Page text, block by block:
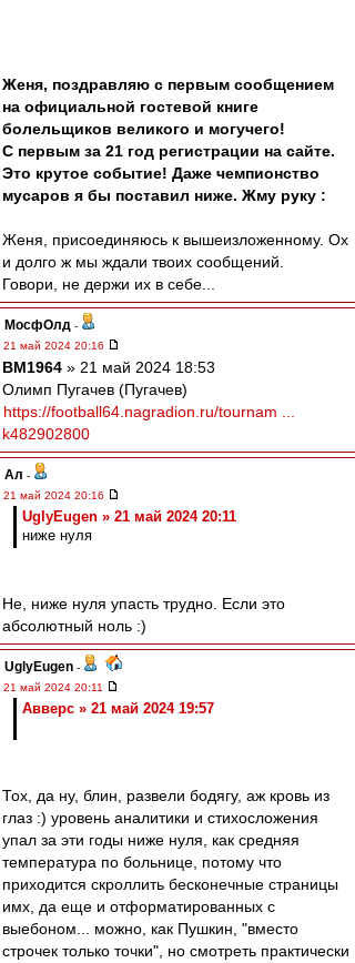
Женя, поздравляю с первым сообщением
на официальной гостевой книге
болельщиков великого и могучего!
С первым за 21 год регистрации на сайте.
Это крутое событие! Даже чемпионство
мусаров я бы поставил ниже. Жму руку :
Женя, присоединяюсь к вышеизложенному. Ох
и долго ж мы ждали твоих сообщений.
Говори, не держи их в себе...
МосфОлд -
21 май 2024 20:16
BM1964 » 21 май 2024 18:53
Олимп Пугачев (Пугачев)
https://football64.nagradion.ru/tournam ...
k482902800
Ал -
21 май 2024 20:16
UglyEugen » 21 май 2024 20:11
ниже нуля
Не, ниже нуля упасть трудно. Если это
абсолютный ноль :)
UglyEugen -
21 май 2024 20:11
Авверс » 21 май 2024 19:57
Тох, да ну, блин, развели бодягу, аж кровь из
глаз :) уровень аналитики и стихосложения
упал за эти годы ниже нуля, как средняя
температура по больнице, потому что
приходится скроллить бесконечные страницы
имх, да еще и отформатированных с
выебоном... можно, как Пушкин, "вместо
строчек только точки", но смотреть практически